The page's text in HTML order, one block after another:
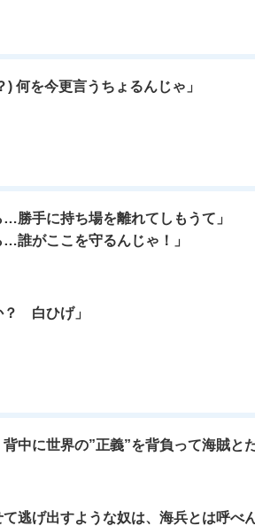
) 何を今更言うちょるんじゃ」
…勝手に持ち場を離れてしもうて」
…誰がここを守るんじゃ！」
？ 白ひげ」
背中に世界の”正義”を背負って海賊と
て逃げ出すような奴は、海兵とは呼べ